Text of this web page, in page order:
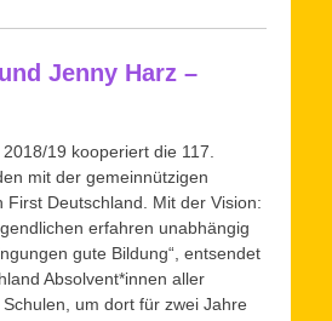
Jenny Harz –
19 kooperiert die 117.
mit der gemeinnützigen
First Deutschland. Mit der Vision:
erfahren unabhängig
gute Bildung“, entsendet
Absolvent*innen aller
um dort für zwei Jahre